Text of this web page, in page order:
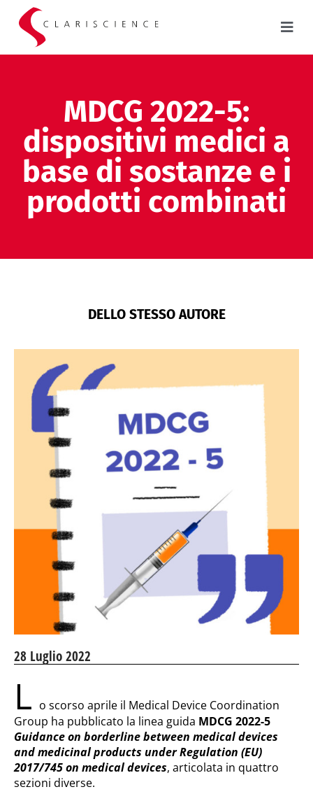
MDCG 2022-5:
dispositivi medici a
base di sostanze e i
prodotti combinati
DELLO STESSO AUTORE
28 Luglio 2022
L o scorso aprile il Medical Device Coordination
Group ha pubblicato la linea guida MDCG 2022-5
Guidance on borderline between medical devices
and medicinal products under Regulation (EU)
2017/745 on medical devices, articolata in quattro
sezioni diverse.